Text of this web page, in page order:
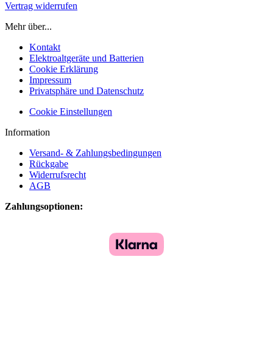
Vertrag widerrufen
Mehr über...
Kontakt
Elektroaltgeräte und Batterien
Cookie Erklärung
Impressum
Privatsphäre und Datenschutz
Cookie Einstellungen
Information
Versand- & Zahlungsbedingungen
Rückgabe
Widerrufsrecht
AGB
Zahlungsoptionen: